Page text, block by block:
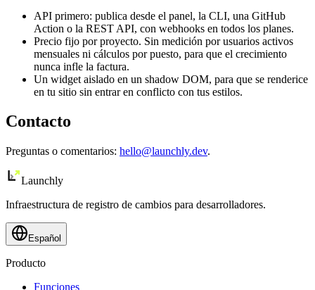
API primero: publica desde el panel, la CLI, una GitHub
Action o la REST API, con webhooks en todos los planes.
Precio fijo por proyecto. Sin medición por usuarios activos
mensuales ni cálculos por puesto, para que el crecimiento
nunca infle la factura.
Un widget aislado en un shadow DOM, para que se renderice
en tu sitio sin entrar en conflicto con tus estilos.
Contacto
Preguntas o comentarios: hello@launchly.dev.
Launchly
Infraestructura de registro de cambios para desarrolladores.
Español
Producto
Funciones